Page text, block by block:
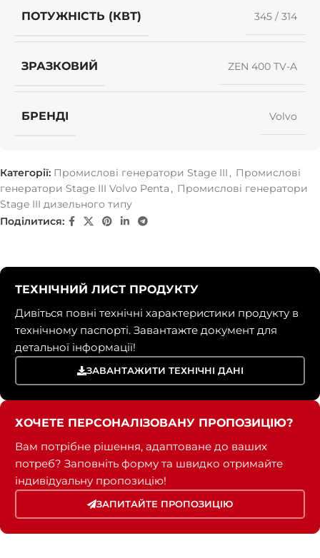
ПОТУЖНІСТЬ (КВТ) 345 / 314
ЗРАЗКОВИЙ ZEN 400 TV-A
БРЕНДІ Volvo
Категорії: Промислові генератори Stage III , Промислові
генератори Stage III Volvo Penta , Промислові генератори
Stage III дизельного типу
Поділитися:
ТЕХНІЧНИЙ ЛИСТ ПРОДУКТУ
Дивіться повні технічні характеристики продукту в
технічному паспорті. Завантажте документ для
детальної інформації!
ЗАВАНТАЖИТИ ТЕХНІЧНІ ДАНІ
ХОЧЕТЕ ПЕРСОНАЛІЗОВАНУ ПРОПОЗИЦІЮ?
Вам потрібне рішення, адаптоване до ваших
потреб? Заповніть форму та швидко отримайте
індивідуальну пропозицію!
ЗАПИТАЙТЕ ПРОПОЗИЦІЮ